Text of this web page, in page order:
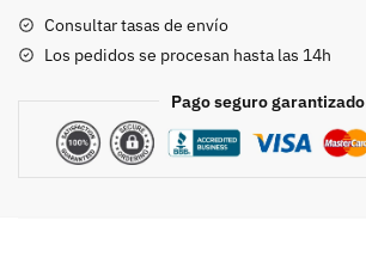
Consultar tasas de envío
Los pedidos se procesan hasta las 14h
Pago seguro garantizado